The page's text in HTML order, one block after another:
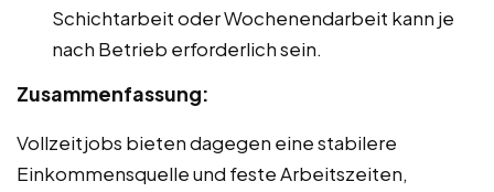
Schichtarbeit oder Wochenendarbeit kann je
nach Betrieb erforderlich sein.
Zusammenfassung:
Vollzeitjobs bieten dagegen eine stabilere
Einkommensquelle und feste Arbeitszeiten,